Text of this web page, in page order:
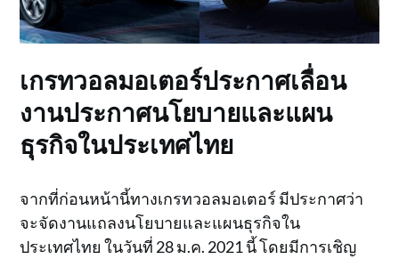
เกรทวอลมอเตอร์ประกาศเลื่อน
งานประกาศนโยบายและแผน
ธุรกิจในประเทศไทย
จากที่ก่อนหน้านี้ทางเกรทวอลมอเตอร์ มีประกาศว่า
จะจัดงานแถลงนโยบายและแผนธุรกิจใน
ประเทศไทย ในวันที่ 28 ม.ค. 2021 นี้ โดยมีการเชิญ